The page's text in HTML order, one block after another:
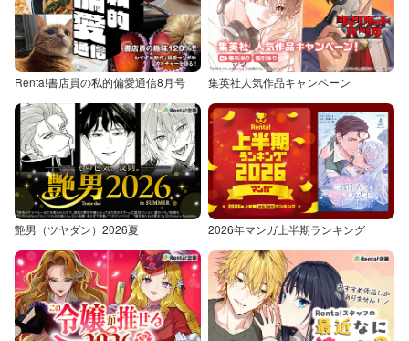
Renta!書店員の私的偏愛通信8月号 集英社人気作品キャンペーン
艶男（ツヤダン）2026夏 2026年マンガ上半期ランキング